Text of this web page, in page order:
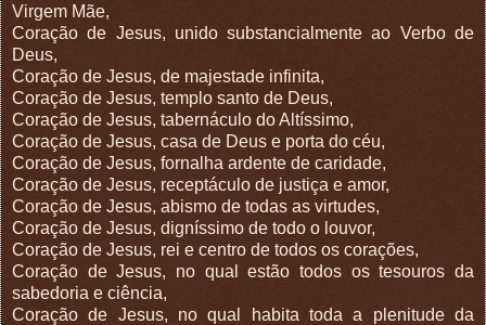
Virgem Mãe,
Coração de Jesus, unido substancialmente ao Verbo de
Deus,
Coração de Jesus, de majestade infinita,
Coração de Jesus, templo santo de Deus,
Coração de Jesus, tabernáculo do Altíssimo,
Coração de Jesus, casa de Deus e porta do céu,
Coração de Jesus, fornalha ardente de caridade,
Coração de Jesus, receptáculo de justiça e amor,
Coração de Jesus, abismo de todas as virtudes,
Coração de Jesus, digníssimo de todo o louvor,
Coração de Jesus, rei e centro de todos os corações,
Coração de Jesus, no qual estão todos os tesouros da
sabedoria e ciência,
Coração de Jesus, no qual habita toda a plenitude da